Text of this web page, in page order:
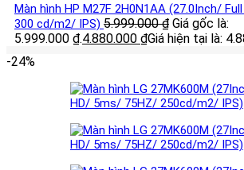
Màn hình HP M27F 2H0N1AA (27.0Inch/
300 cd/m2/ IPS) 5.999.000₫ Giá gốc là:
5.999.000 ₫.4.880.000 ₫Giá hiện tại là:
-24%